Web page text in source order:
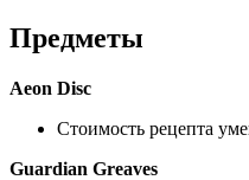
Предметы
Аеоn Disc
Стоимость рецепта
Guardian Greaves